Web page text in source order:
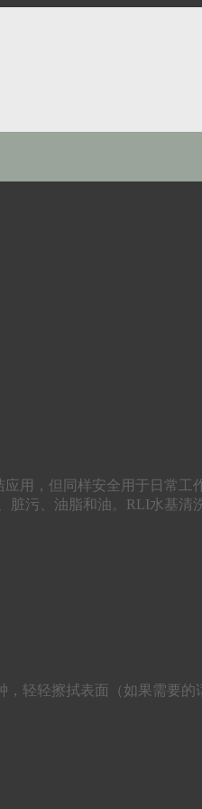
用，但同样安全用于日常
污、油脂和油。RLI水基
轻轻擦拭表面（如果需要